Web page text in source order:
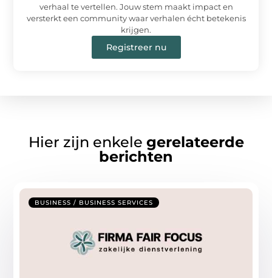
verhaal te vertellen. Jouw stem maakt impact en
versterkt een community waar verhalen écht betekenis
krijgen.
Registreer nu
Hier zijn enkele gerelateerde
berichten
BUSINESS / BUSINESS SERVICES